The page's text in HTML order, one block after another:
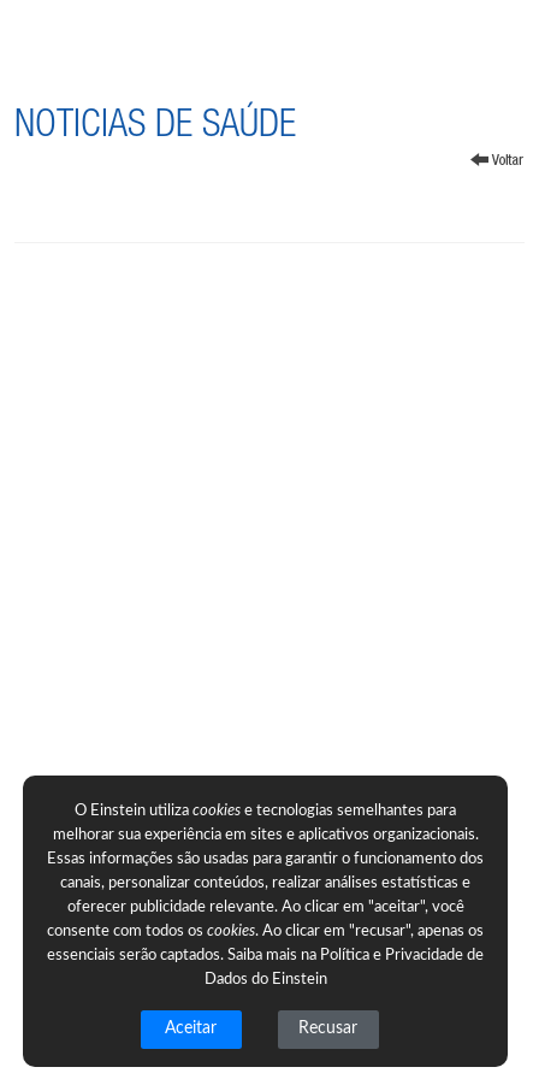
NOTICIAS DE SAÚDE
O Einstein utilizacookies e tecnologias semelhantes para
melhorar sua experiência em sites e aplicativos organizacionais.
Essas informações são usadas para garantir o funcionamento dos
canais, personalizar conteúdos, realizar análises estatísticas e
oferecer publicidade relevante. Ao clicar em "aceitar", você
consente com todos oscookies. Ao clicar em "recusar", apenas os
essenciais serão captados. Saiba mais na Política e Privacidade de
Dados do Einstein
Aceitar Recusar